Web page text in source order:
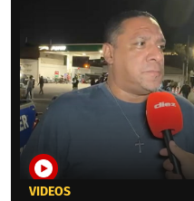
VIDEOS